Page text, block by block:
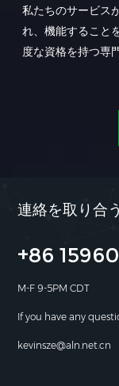
私たちのサービス
れ、機能すること
度な資格を持つ専
連絡を取り合う
+86
M-F 9-5PM CDT
If you have any
kevinsze@aln.net.cn